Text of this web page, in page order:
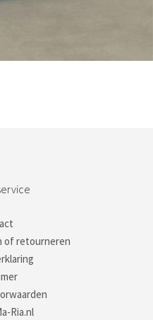
of retourneren
Ria.nl